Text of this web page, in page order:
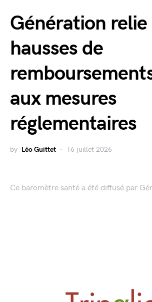
Génération relie
hausses de
aux mesures
réglementaires
by Léo Guittet 16 juillet 2026
Ce baromètre santé a été diffusé par